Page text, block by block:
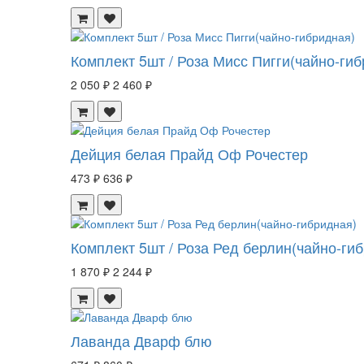
Комплект 5шт / Роза Мисс Пигги(чайно-
2 050 ₽ 2 460 ₽
Дейция белая Прайд Оф Рочестер
473 ₽ 636 ₽
Комплект 5шт / Роза Ред берлин(чайно-
1 870 ₽ 2 244 ₽
Лаванда Дварф блю